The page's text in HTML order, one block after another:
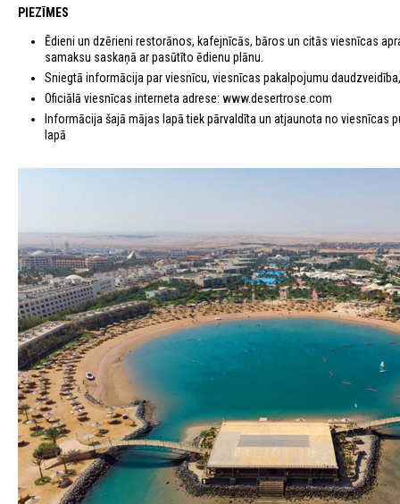
PIEZĪMES
Ēdieni un dzērieni restorānos, kafejnīcās, bāros un citās viesnīcas
samaksu saskaņā ar pasūtīto ēdienu plānu.
Sniegtā informācija par viesnīcu, viesnīcas pakalpojumu
Oficiālā viesnīcas interneta adrese: www.desertrose.com
Informācija šajā mājas lapā tiek pārvaldīta un atjaunota no
lapā